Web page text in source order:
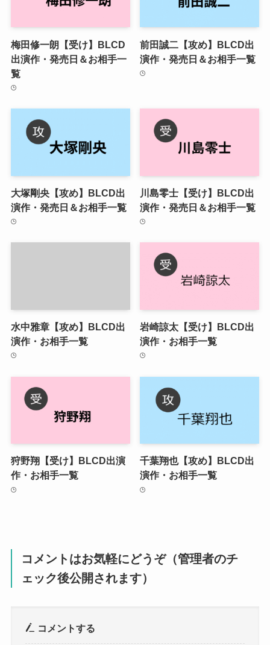
梅田修一朗【受け】BLCD
出演作・発売日＆お相手一
覧
前田誠二【攻め】BLCD出
演作・発売日＆お相手一覧
大塚剛央【攻め】BLCD出
演作・発売日＆お相手一覧
川島零士【受け】BLCD出
演作・発売日＆お相手一覧
水中雅章【攻め】BLCD出
演作・お相手一覧
岩崎諒太【受け】BLCD出
演作・お相手一覧
狩野翔【受け】BLCD出演
作・お相手一覧
千葉翔也【攻め】BLCD出
演作・お相手一覧
コメントはお気軽にどうぞ（管理者のチ
ェック後公開されます）
コメントする